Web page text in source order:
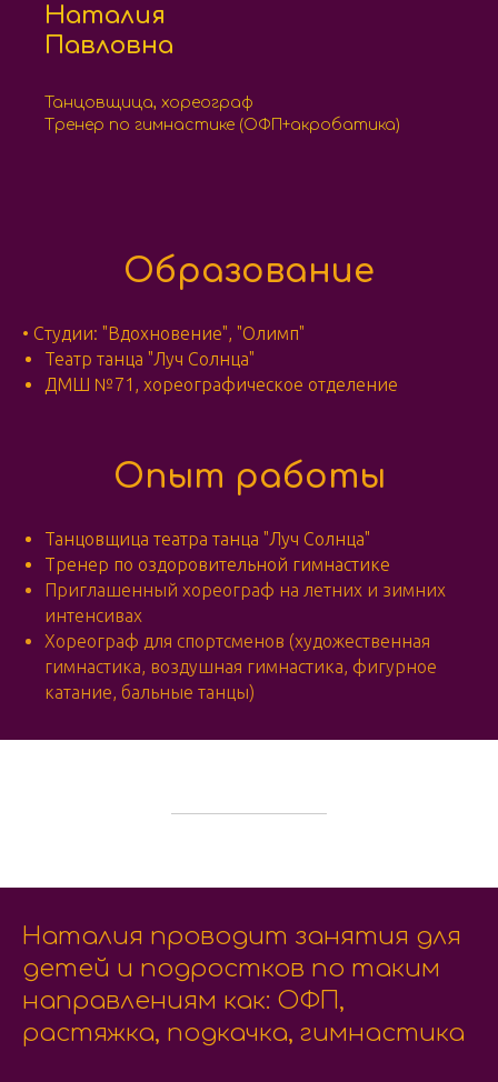
Наталия
Павловна
Танцовщица, хореограф
Тренер по гимнастике (ОФП+акробатика)
Образование
• Студии: "Вдохновение", "Олимп"
Театр танца "Луч Солнца"
ДМШ №71, хореографическое отделение
Опыт работы
Танцовщица театра танца "Луч Солнца"
Тренер по оздоровительной гимнастике
Приглашенный хореограф на летних и зимних
интенсивах
Хореограф для спортсменов (художественная
гимнастика, воздушная гимнастика, фигурное
катание, бальные танцы)
Наталия проводит занятия для
детей и подростков по таким
направлениям как: ОФП,
растяжка, подкачка, гимнастика